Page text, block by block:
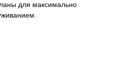
для максимально